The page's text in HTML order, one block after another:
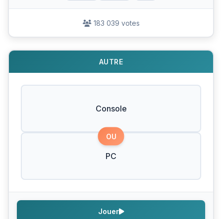
183 039 votes
AUTRE
Console
OU
PC
Jouer